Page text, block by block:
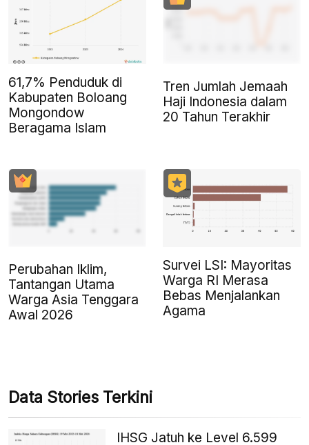
61,7% Penduduk di
Kabupaten Boloang
Mongondow
Beragama Islam
Tren Jumlah Jemaah
Haji Indonesia dalam
20 Tahun Terakhir
Perubahan Iklim,
Tantangan Utama
Warga Asia Tenggara
Awal 2026
Survei LSI: Mayoritas
Warga RI Merasa
Bebas Menjalankan
Agama
Data Stories Terkini
IHSG Jatuh ke Level 6.599